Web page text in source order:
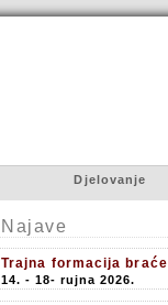
Djelovanje
Najave
Trajna formacija braće
14. - 18- rujna 2026.